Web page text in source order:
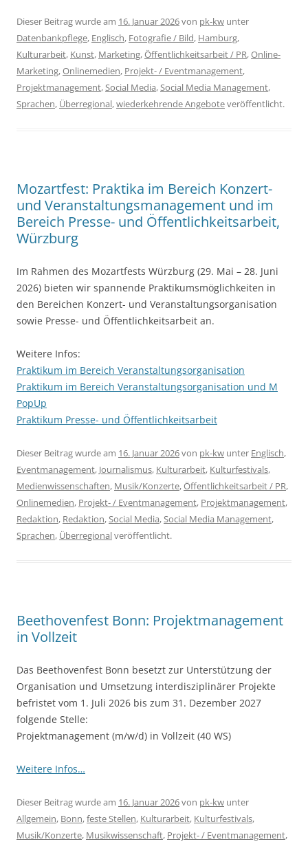
Dieser Beitrag wurde am 16. Januar 2026von pk-kw unter
Datenbankpflege, Englisch, Fotografie / Bild, Hamburg,
Kulturarbeit, Kunst, Marketing,Öffentlichkeitsarbeit / PR,Online-
Marketing,Onlinemedien, Projekt- / Eventmanagement,
Projektmanagement,Social Media,Social Media Management,
Sprachen, Überregional,wiederkehrende Angeboteveröffentlicht.
Mozartfest: Praktika im Bereich Konzert-
und Veranstaltungsmanagement und im
Bereich Presse- und Öffentlichkeitsarbeit,
Würzburg
Im Rahmen des Mozartfests Würzburg (29. Mai – 28. Juni
2026) bieten wir spannende Praktikumsmöglichkeiten in
den Bereichen Konzert- und Veranstaltungsorganisation
sowie Presse- und Öffentlichkeitsarbeit an.
Weitere Infos:
Praktikum im Bereich Veranstaltungsorganisation
Praktikum im Bereich Veranstaltungsorganisation und M
PopUp
Praktikum Presse- und Öffentlichkeitsarbeit
Dieser Beitrag wurde am 16. Januar 2026von pk-kw unter Englisch,
Eventmanagement, Journalismus, Kulturarbeit, Kulturfestivals,
Medienwissenschaften, Musik/Konzerte,Öffentlichkeitsarbeit / PR,
Onlinemedien, Projekt- / Eventmanagement, Projektmanagement,
Redaktion, Redaktion,Social Media,Social Media Management,
Sprachen, Überregionalveröffentlicht.
Beethovenfest Bonn: Projektmanagement
in Vollzeit
Das Beethovenfest Bonn besetzt zur Unterstützung der
Organisation und Umsetzung interdisziplinärer Projekte
befristet vom 1. Juli 2026 bis zum 31. Dezember 2027
folgende Stelle:
Projektmanagement (m/w/d) in Vollzeit (40 WS)
Weitere Infos…
Dieser Beitrag wurde am 16. Januar 2026von pk-kw unter
Allgemein, Bonn,feste Stellen, Kulturarbeit, Kulturfestivals,
Musik/Konzerte, Musikwissenschaft, Projekt- / Eventmanagement,